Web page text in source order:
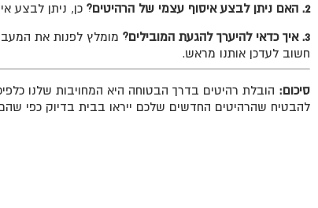
2. האם ניתן לבצע איסוף עצמי של הרהיטים?
כן, ניתן לבצע
3. איך כדאי להיערך להגעת המובילים?
מומלץ לפנות את
חשוב לעדכן אותנו מראש.
סיכום: הובלת רהיטים בדרך הבטוחה היא המחויבות שלנו
להבטיח שהרהיטים החדשים שלכם ייראו בבית בדיוק כפי